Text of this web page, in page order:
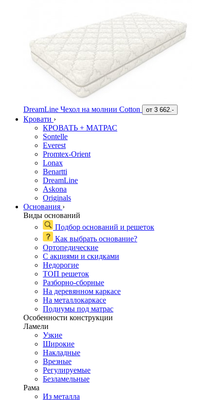
DreamLine Чехол на молнии Cotton от 3 662.-
Кровати ›
КРОВАТЬ + МАТРАС
Sontelle
Everest
Promtex-Orient
Lonax
Benartti
DreamLine
Askona
Originals
Основания ›
Виды оснований
Подбор оснований и решеток
Как выбрать основание?
Ортопедические
С акциями и скидками
Недорогие
ТОП решеток
Разборно-сборные
На деревянном каркасе
На металлокаркасе
Подиумы под матрас
Особенности конструкции
Ламели
Узкие
Широкие
Накладные
Врезные
Регулируемые
Безламельные
Рама
Из металла